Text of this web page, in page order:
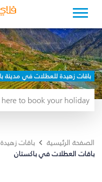
باقات زهيدة للعطلات في مدينة
الصفحة الرئيسية باقات
باقات العطلات في باكستان